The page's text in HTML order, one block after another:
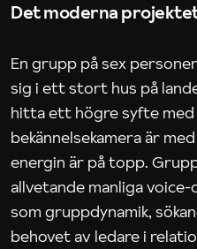
Det moderna
En grupp på sex
sig i ett stort hus på
hitta ett högre syfte med
bekännelsekamera är
energin är på topp.
allvetande manliga
som gruppdynamik,
behovet av ledare i